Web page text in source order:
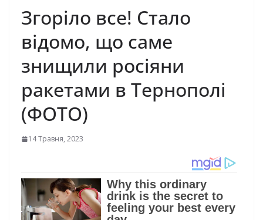
Згоріло все! Стало
відомо, що саме
знищили росіяни
ракетами в Тернополі
(ФОТО)
14 Травня, 2023